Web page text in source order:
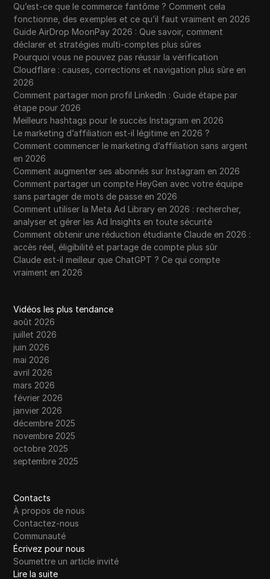
Qu’est-ce que le commerce fantôme ? Comment cela
fonctionne, des exemples et ce qu’il faut vraiment en 2026
Guide AirDrop MoonPay 2026 : Que savoir, comment
déclarer et stratégies multi-comptes plus sûres
Pourquoi vous ne pouvez pas réussir la vérification
Cloudflare : causes, corrections et navigation plus sûre en
2026
Comment partager mon profil LinkedIn : Guide étape par
étape pour 2026
Meilleurs hashtags pour le succès Instagram en 2026
Le marketing d’affiliation est-il légitime en 2026 ?
Comment commencer le marketing d’affiliation sans argent
en 2026
Comment augmenter ses abonnés sur Instagram en 2026
Comment partager un compte HeyGen avec votre équipe
sans partager de mots de passe en 2026
Comment utiliser la Meta Ad Library en 2026 : rechercher,
analyser et gérer les Ad Insights en toute sécurité
Comment obtenir une réduction étudiante Claude en 2026 :
accès réel, éligibilité et partage de compte plus sûr
Claude est-il meilleur que ChatGPT ? Ce qui compte
vraiment en 2026
Vidéos les plus tendance
août 2026
juillet 2026
juin 2026
mai 2026
avril 2026
mars 2026
février 2026
janvier 2026
décembre 2025
novembre 2025
octobre 2025
septembre 2025
Contacts
À propos de nous
Contactez-nous
Communauté
Écrivez pour nous
Soumettre un article invité
Lire la suite